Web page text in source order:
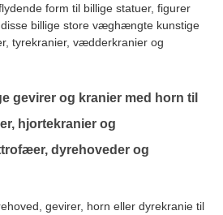
form til billige statuer, figurer
billige store væghængte kunstige
tyrekranier, vædderkranier og
gevirer og kranier med horn til
hjortekranier og
dyrehoveder og
gevirer, horn eller dyrekranie til